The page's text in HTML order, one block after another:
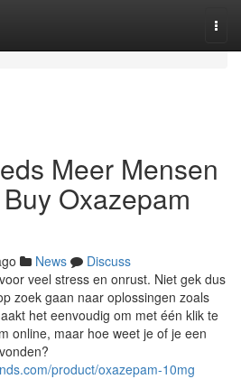
Meer Mensen
Oxazepam
News
Discuss
veel stress en onrust. Niet gek dus
zoek gaan naar oplossingen zoals
het eenvoudig om met één klik te
online, maar hoe weet je of je een
product/oxazepam-10mg